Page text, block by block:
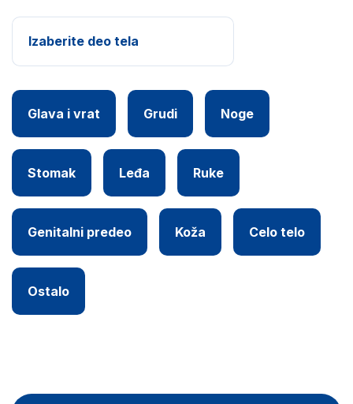
Izaberite deo tela
Glava i vrat Grudi Noge
Stomak Leđa Ruke
Genitalni predeo Koža Celo telo
Ostalo